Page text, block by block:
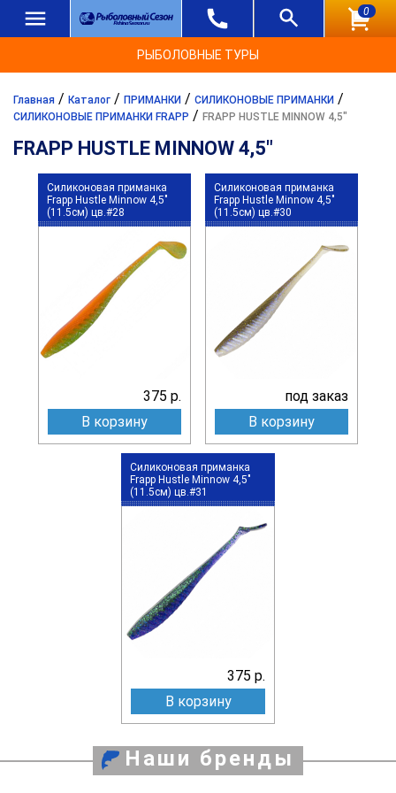
0
РЫБОЛОВНЫЕ ТУРЫ
Главная / Каталог / ПРИМАНКИ / СИЛИКОНОВЫЕ ПРИМАНКИ /
СИЛИКОНОВЫЕ ПРИМАНКИ FRAPP / FRAPP HUSTLE MINNOW 4,5"
FRAPP HUSTLE MINNOW 4,5"
Силиконовая приманка
Frapp Hustle Minnow 4,5"
(11.5см) цв.#28
375 р.
В корзину
Силиконовая приманка
Frapp Hustle Minnow 4,5"
(11.5см) цв.#30
под заказ
В корзину
Силиконовая приманка
Frapp Hustle Minnow 4,5"
(11.5см) цв.#31
375 р.
В корзину
Наши бренды